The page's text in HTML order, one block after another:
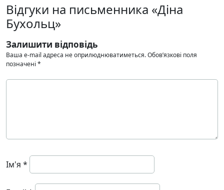
Відгуки на письменника «Діна
Бухольц»
Залишити відповідь
Ваша e-mail адреса не оприлюднюватиметься.Обов’язкові поля
позначені *
Ім'я *